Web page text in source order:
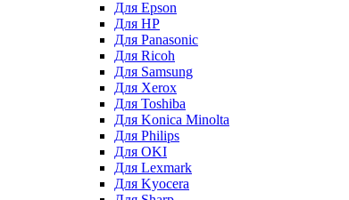
Для Epson
Для HP
Для Panasonic
Для Ricoh
Для Samsung
Для Xerox
Для Toshiba
Для Konica Minolta
Для Philips
Для OKI
Для Lexmark
Для Kyocera